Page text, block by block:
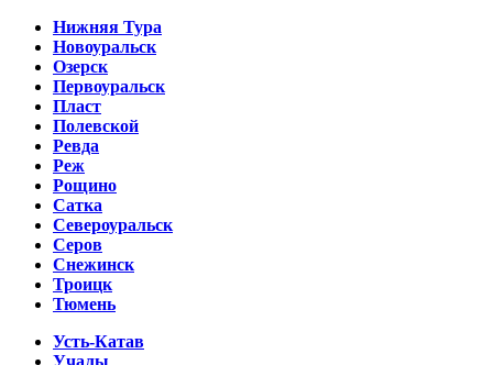
Нижняя Тура
Новоуральск
Озерск
Первоуральск
Пласт
Полевской
Ревда
Реж
Рощино
Сатка
Североуральск
Серов
Снежинск
Троицк
Тюмень
Усть-Катав
Учалы